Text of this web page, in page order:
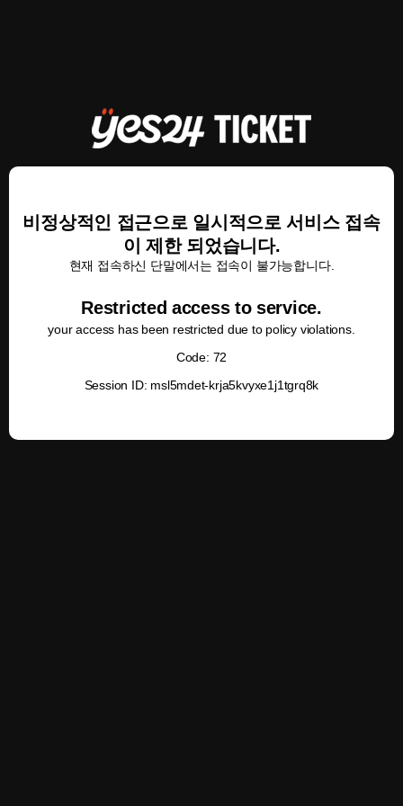
비정상적인 접근으로 일시적으로 서비스 접속
이 제한 되었습니다.
현재 접속하신 단말에서는 접속이 불가능합니다.
Restricted access to service.
your access has been restricted due to policy violations.
Code: 72
Session ID: msl5mdet-krja5kvyxe1j1tgrq8k